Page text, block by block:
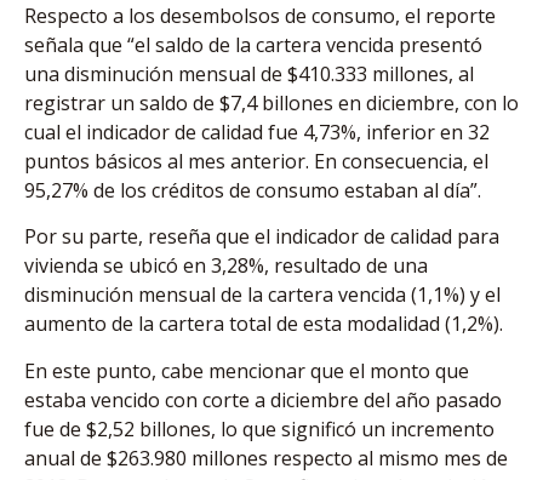
Respecto a los desembolsos de consumo, el reporte
señala que “el saldo de la cartera vencida presentó
una disminución mensual de $410.333 millones, al
registrar un saldo de $7,4 billones en diciembre, con lo
cual el indicador de calidad fue 4,73%, inferior en 32
puntos básicos al mes anterior. En consecuencia, el
95,27% de los créditos de consumo estaban al día”.
Por su parte, reseña que el indicador de calidad para
vivienda se ubicó en 3,28%, resultado de una
disminución mensual de la cartera vencida (1,1%) y el
aumento de la cartera total de esta modalidad (1,2%).
En este punto, cabe mencionar que el monto que
estaba vencido con corte a diciembre del año pasado
fue de $2,52 billones, lo que significó un incremento
anual de $263.980 millones respecto al mismo mes de